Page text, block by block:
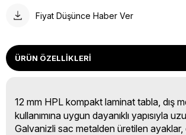
Fiyat Düşünce Haber Ver
ÜRÜN ÖZELLIKLERI
12 mm HPL kompakt laminat tabla, dış
kullanımına uygun dayanıklı yapısıyla
Galvanizli sac metalden üretilen